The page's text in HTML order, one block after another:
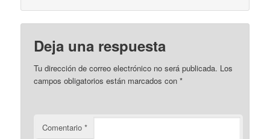
Deja una respuesta
Tu dirección de correo electrónico no será publicada. Los
campos obligatorios están marcados con*
Comentario*